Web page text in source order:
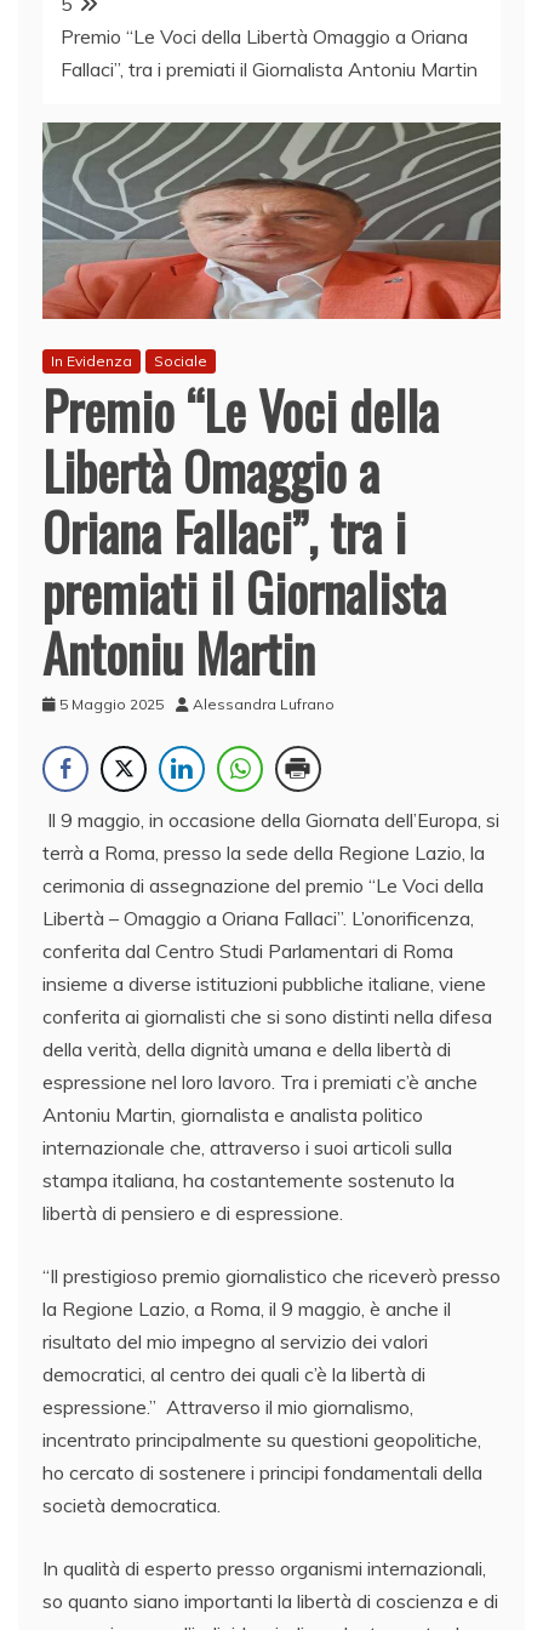
Premio “Le Voci della Libertà Omaggio a Oriana
Fallaci”, tra i premiati il Giornalista Antoniu Martin
In Evidenza Sociale
Premio “Le Voci della
Libertà Omaggio a
Oriana Fallaci”, tra i
premiati il Giornalista
Antoniu Martin
5 Maggio 2025 Alessandra Lufrano
Il 9 maggio, in occasione della Giornata dell’Europa, si
terrà a Roma, presso la sede della Regione Lazio, la
cerimonia di assegnazione del premio “Le Voci della
Libertà – Omaggio a Oriana Fallaci”. L’onorificenza,
conferita dal Centro Studi Parlamentari di Roma
insieme a diverse istituzioni pubbliche italiane, viene
conferita ai giornalisti che si sono distinti nella difesa
della verità, della dignità umana e della libertà di
espressione nel loro lavoro. Tra i premiati c’è anche
Antoniu Martin, giornalista e analista politico
internazionale che, attraverso i suoi articoli sulla
stampa italiana, ha costantemente sostenuto la
libertà di pensiero e di espressione.
“Il prestigioso premio giornalistico che riceverò presso
la Regione Lazio, a Roma, il 9 maggio, è anche il
risultato del mio impegno al servizio dei valori
democratici, al centro dei quali c’è la libertà di
espressione.” Attraverso il mio giornalismo,
incentrato principalmente su questioni geopolitiche,
ho cercato di sostenere i principi fondamentali della
società democratica.
In qualità di esperto presso organismi internazionali,
so quanto siano importanti la libertà di coscienza e di